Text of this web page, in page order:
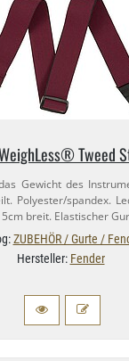
Tweed
Gewicht des
Polyester/​spandex.
breit. Elastischer
ZUBEHÖR / Gurte /
Hersteller: Fender